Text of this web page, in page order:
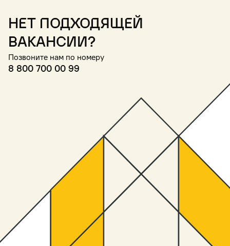
Нет подходящей
вакансии?
Позвоните нам по номеру
8 800 700 00 99